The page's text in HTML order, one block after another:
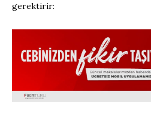
gerektirir: